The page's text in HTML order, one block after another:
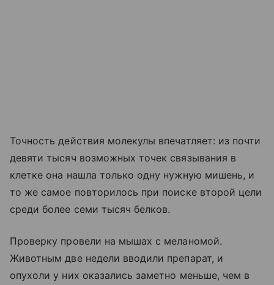
Точность действия молекулы впечатляет: из почти
девяти тысяч возможных точек связывания в
клетке она нашла только одну нужную мишень, и
то же самое повторилось при поиске второй цели
среди более семи тысяч белков.
Проверку провели на мышах с меланомой.
Животным две недели вводили препарат, и
опухоли у них оказались заметно меньше, чем в